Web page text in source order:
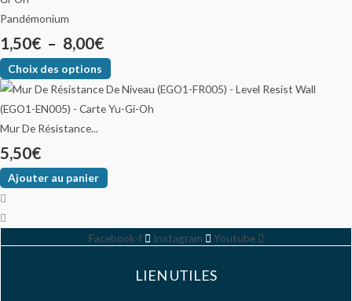
Pandémonium
1,50€ – 8,00€
Choix des options
Mur De Résistance...
5,50€
Ajouter au panier
Facebook-f Instagram Youtube
LIEN UTILES